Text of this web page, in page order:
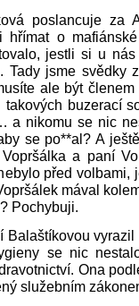
poslancuje za
hřímat o
jestli si u
Tady jsme svědky
ale být
buzerací
a nikomu se nic
se po**al? A
a paní
před volbami,
mával
Pochybuji.
vyrazil
se nic
Ona
služebním